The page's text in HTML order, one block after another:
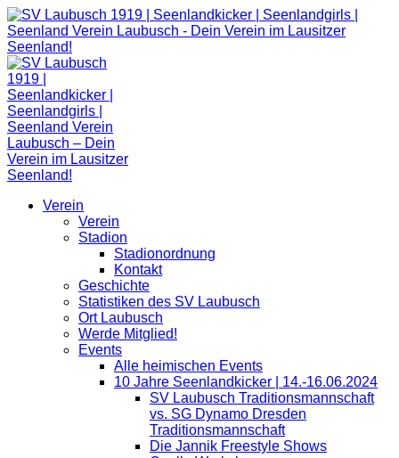
Zum
Inhalt
springen
Verein
Verein
Stadion
Stadionordnung
Kontakt
Geschichte
Statistiken des SV Laubusch
Ort Laubusch
Werde Mitglied!
Events
Alle heimischen Events
10 Jahre Seenlandkicker | 14.-16.06.2024
SV Laubusch Traditionsmannschaft
vs. SG Dynamo Dresden
Traditionsmannschaft
Die Jannik Freestyle Shows